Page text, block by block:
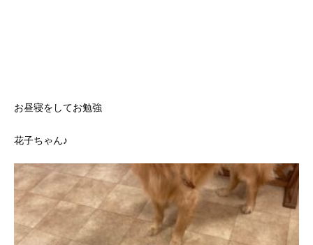
お昼寝をしてお勉強
花子ちゃん♪